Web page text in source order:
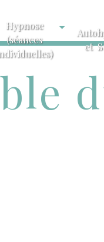
Hypnose
(séances
et